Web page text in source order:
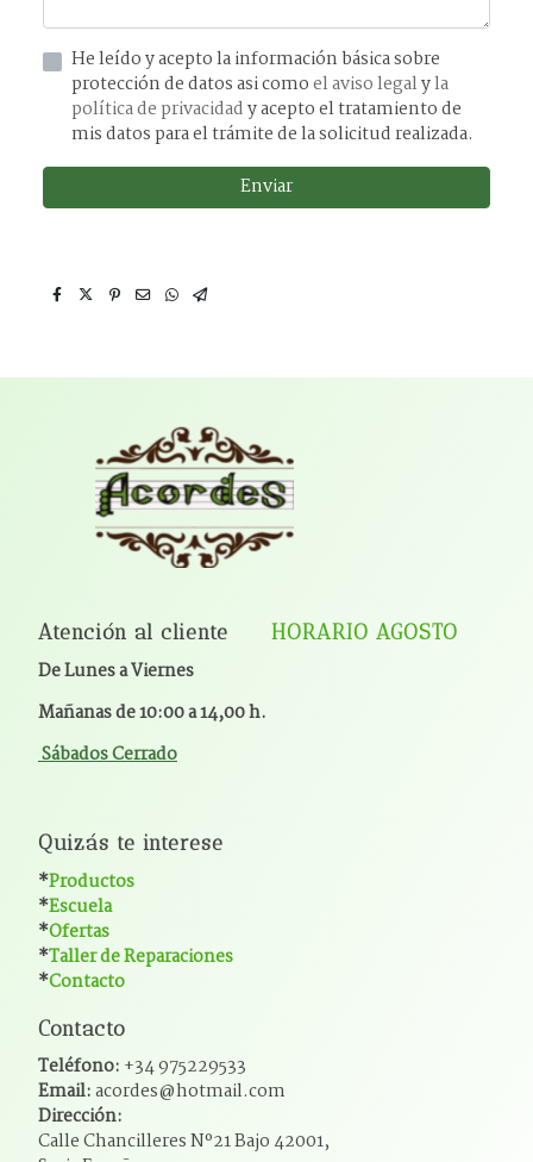
He leído y acepto la información básica sobre
protección de datos asi comoel aviso legalyla
política de privacidady acepto el tratamiento de
mis datos para el trámite de la solicitud realizada.
Enviar
Atención al cliente HORARIO AGOSTO
De Lunes a Viernes
Mañanas de 10:00 a 14,00 h.
Sábados Cerrado
Quizás te interese
*Productos
*Escuela
*Ofertas
*Taller de Reparaciones
*Contacto
Contacto
Teléfono: +34 975229533
Email:acordes@hotmail.com
Dirección:
Calle Chancilleres Nº21 Bajo 42001,